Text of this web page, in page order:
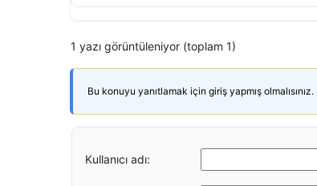
1 yazı görüntüleniyor (toplam 1)
Bu konuyu yanıtlamak için giriş yapmış olmalısınız.
Kullanıcı adı: